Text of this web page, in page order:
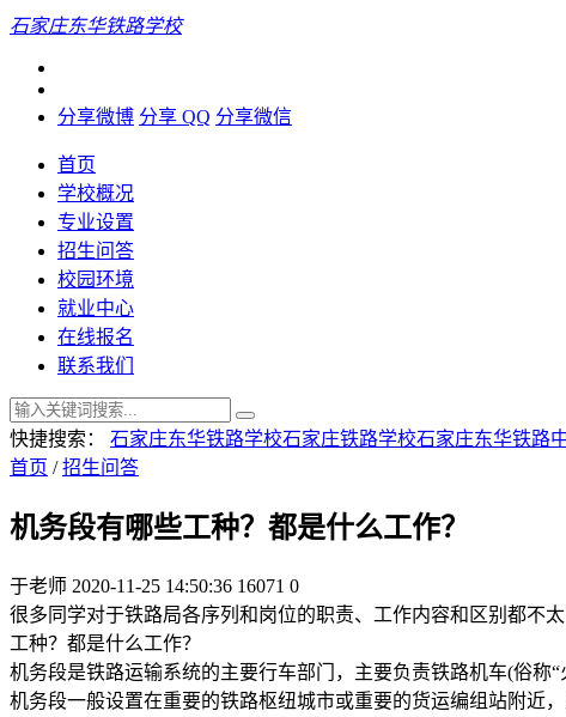
石家庄东华铁路学校
分享微博 分享 QQ 分享微信
首页
学校概况
专业设置
招生问答
校园环境
就业中心
在线报名
联系我们
快捷搜索： 石家庄东华铁路学校石家庄铁路学校石家庄东华铁路
首页 /招生问答
机务段有哪些工种？都是什么工作？
于老师 2020-11-25 14:50:36 16071 0
很多同学对于铁路局各序列和岗位的职责、工作内容和区别都不
工种？都是什么工作？
机务段是铁路运输系统的主要行车部门，主要负责铁路机车(俗称
机务段一般设置在重要的铁路枢纽城市或重要的货运编组站附近